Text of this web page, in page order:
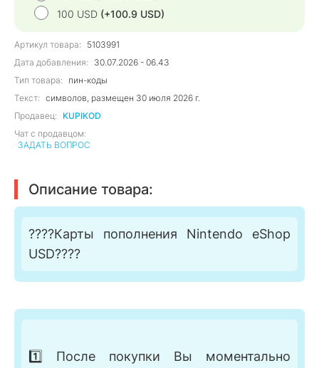
100 USD (+100.9 USD)
Артикул товара:
5103991
Дата добавления:
30.07.2026 - 06.43
Тип товара:
пин-коды
Текст: символов, размещен 30 июля 2026 г.
Продавец:
KUPIKOD
Чат с продавцом:
ЗАДАТЬ ВОПРОС
Описание товара:
????Карты пополнения Nintendo eShop
USD????
1️⃣ После покупки Вы моментально